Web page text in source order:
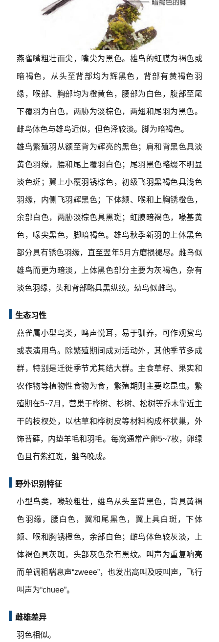
燕雀嘴粗壮而尖，嘴尖为黑色。雄鸟的虹膜为褐色或
暗褐色，从头至背部均为辉黑色，背部有黄褐色羽
缘，喉部、胸部均为橙黄色，腰部为白色，腹部至尾
下覆羽为白色，两胁为淡棕色，两翅和尾羽为黑色。
雌鸟体色与雄鸟近似，但色泽较淡。脚为暗褐色。
雄鸟繁殖羽从额至背为辉亮的黑色；肩和背黑色具淡
黄色羽缘，腰和尾上覆羽白色；尾羽黑色略缀不明显
淡色斑；翼上小覆羽锈棕色，初级飞羽黑褐色具浅色
羽缘，内侧飞羽辉黑色；下体颏、喉和上胸锈橙色，
余部白色，两胁淡棕色具黑斑；虹膜暗褐色，喙基黄
色，喙尖黑色，脚暗褐色。雄鸟秋季新羽的上体黑色
部分具有锈色羽缘，直至翌年5月方磨损褪尽。雌鸟似
雄鸟而更为暗淡，上体黑色部分主要为灰褐色，杂有
淡色羽缘，头和背部略具黑纵纹。幼鸟似雌鸟。
生态习性
燕雀属小型鸟类，鸣声悦耳，易于驯养，可作观赏鸟
或表演用鸟。除繁殖期间成对活动外，其他季节多成
群，特别是迁徙季节尤其结大群。主食草籽、果实和
农作物等植物性食物为食，繁殖期则主要吃昆虫。繁
殖期在5~7月，营巢于桦树、杉树、松树等乔木靠近主
干的枝杈处，以枯草和桦树皮等材料构成杯状巢，外
饰苔藓，内垫羊毛和羽毛。每窝通常产卵5~7枚，卵绿
色且有紫红斑，雏鸟晚成。
野外识别特征
小型鸟类，喙较粗壮，雄鸟从头至背黑色，背具黄褐
色羽缘，腰白色，翼和尾黑色，翼上具白斑，下体
颏、喉和胸锈橙色，余部白色；雌鸟体色较灰淡，上
体褐色具灰斑，头部灰色杂有黑纹。叫声为重复响亮
而单调粗喘息声“zweee”，也发出高叫及吱叫声，飞行
叫声为“chuee”。
雌雄差异
羽色相似。